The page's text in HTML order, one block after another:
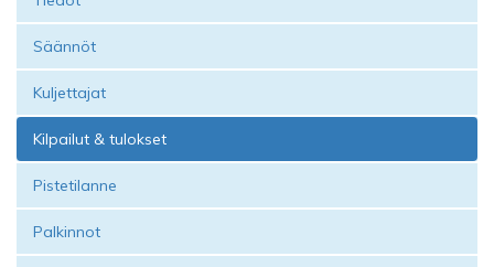
Säännöt
Kuljettajat
Kilpailut & tulokset
Pistetilanne
Palkinnot